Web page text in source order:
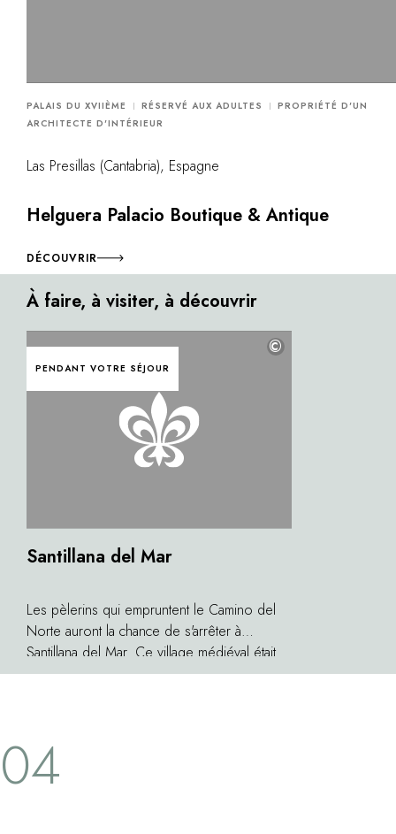
PALAIS DU XVIIÈME RÉSERVÉ AUX ADULTES
PROPRIÉTÉ D'UN
ARCHITECTE D'INTÉRIEUR
Las Presillas (Cantabria), Espagne
Helguera Palacio Boutique & Antique
DÉCOUVRIR
À faire, à visiter, à découvrir
PENDANT VOTRE SÉJOUR
©
Santillana del Mar
Les pèlerins qui empruntent le Camino del
Norte auront la chance de s'arrêter à
Santillana del Mar. Ce village médiéval était
considéré par l'écrivain français Jean-Paul
édifice roman qui date du XIIe siècle. Non
loin du village, vous trouverez égarement les
04